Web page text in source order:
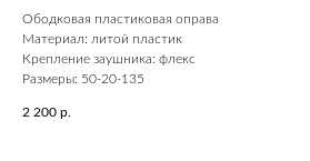
Ободковая пластиковая оправа
Материал: литой пластик
Крепление заушника: флекс
Размеры: 50-20-135
2 200 р.